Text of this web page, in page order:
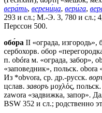
вера́ть, верени́ца, вери́га,
293 и сл.; М.-Э. 3, 780 и сл.;
Перссон 500.
обо́ра II «ограда, изгородь»,
сербохорв. о̀бор
п. obóra м. «ограда, забор»,
«заповедник», польск. obora
Из *obvora, ср. др.-русск.
цслав.заворъ μοχλός,
zawora «задвижка, запор».
ВSW 352 и сл.; родственно